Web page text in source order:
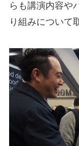
らも講演内容や
り組みについて